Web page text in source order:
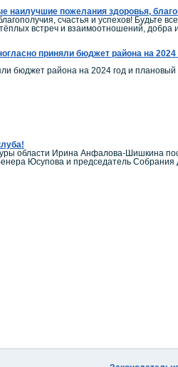
наилучшие пожелания здоровья,
счастья и успехов! Будьте
встреч и взаимоотношений,
приняли бюджет района на
бюджет района на 2024 год и
области Ирина Анфалова-Шишкина
Юсупова и председатель Собрания